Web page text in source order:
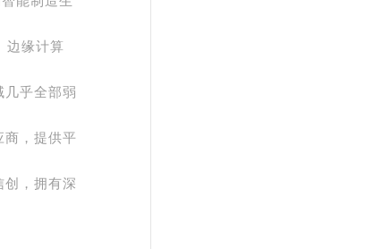
边缘计算
乎全部弱
商，提供平
，拥有深